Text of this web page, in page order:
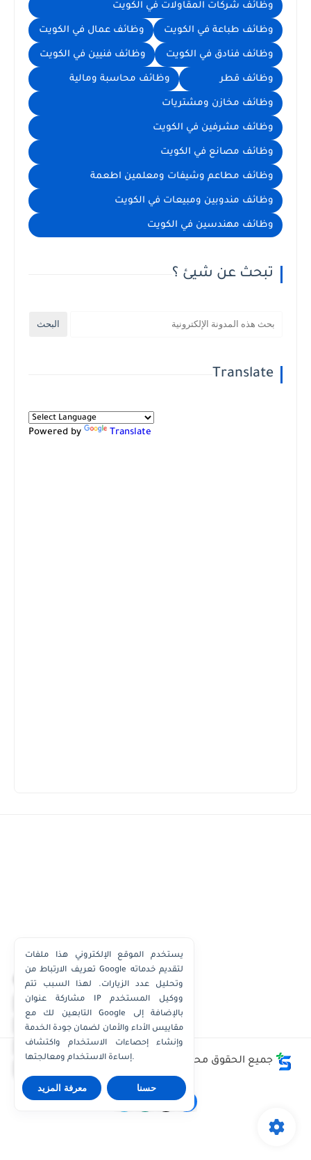
واتساب الكويت
واتساب قطر
واتساب عُمان
وظائف شركات المقاولات في الكويت
وظائف طباعة في الكويت وظائف عمال في الكويت
وظائف فنادق في الكويت وظائف فنيين في الكويت
وظائف قطر وظائف محاسبة ومالية
وظائف مخازن ومشتريات
وظائف مشرفين في الكويت
وظائف مصانع في الكويت
وظائف مطاعم وشيفات ومعلمين اطعمة
وظائف مندوبين ومبيعات في الكويت
وظائف مهندسين في الكويت
تبحث عن شيئ ؟
Translate
Powered by Translate
جميع الحقوق محفوظة ©
وظائف الكويت توداي - Kuwait
Jobs Today
يستخدم الموقع الإلكتروني هذا ملفات
تعريف الارتباط من Google لتقديم خدماته
وتحليل عدد الزيارات. لهذا السبب تتم
مشاركة عنوان IP ووكيل المستخدم
التابعين لك مع Google بالإضافة إلى
مقاييس الأداء والأمان لضمان جودة الخدمة
وإنشاء إحصاءات الاستخدام واكتشاف
إساءة الاستخدام ومعالجتها.
معرفة المزيد حسنا